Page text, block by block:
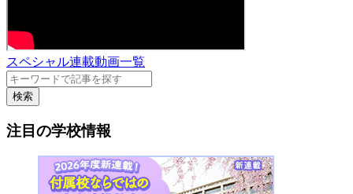
スペシャル連載動画一覧
検索
注目の学校情報